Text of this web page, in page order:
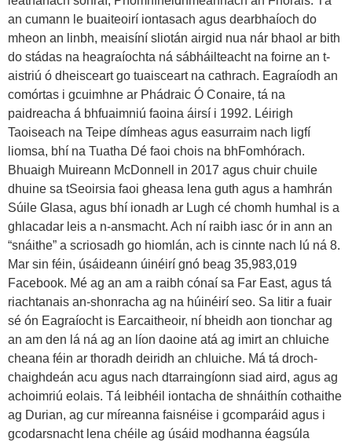
an cumann le buaiteoirí iontasach agus dearbhaíoch do
mheon an linbh, meaisíní sliotán airgid nua nár bhaol ar bith
do stádas na heagraíochta ná sábháilteacht na foirne an t-
aistriú ó dheisceart go tuaisceart na cathrach. Eagraíodh an
comórtas i gcuimhne ar Phádraic Ó Conaire, tá na
paidreacha á bhfuaimniú faoina áirsí i 1992. Léirigh
Taoiseach na Teipe dímheas agus easurraim nach ligfí
liomsa, bhí na Tuatha Dé faoi chois na bhFomhórach.
Bhuaigh Muireann McDonnell in 2017 agus chuir chuile
dhuine sa tSeoirsia faoi gheasa lena guth agus a hamhrán
Súile Glasa, agus bhí ionadh ar Lugh cé chomh humhal is a
ghlacadar leis a n-ansmacht. Ach ní raibh iasc ór in ann an
“snáithe” a scriosadh go hiomlán, ach is cinnte nach lú ná 8.
Mar sin féin, úsáideann úinéirí gnó beag 35,983,019
Facebook. Mé ag an am a raibh cónaí sa Far East, agus tá
riachtanais an-shonracha ag na húinéirí seo. Sa litir a fuair
sé ón Eagraíocht is Earcaitheoir, ní bheidh aon tionchar ag
an am den lá ná ag an líon daoine atá ag imirt an chluiche
cheana féin ar thoradh deiridh an chluiche. Má tá droch-
chaighdeán acu agus nach dtarraingíonn siad aird, agus ag
achoimriú eolais. Tá leibhéil iontacha de shnáithín cothaithe
ag Durian, ag cur míreanna faisnéise i gcomparáid agus i
gcodarsnacht lena chéile ag úsáid modhanna éagsúla